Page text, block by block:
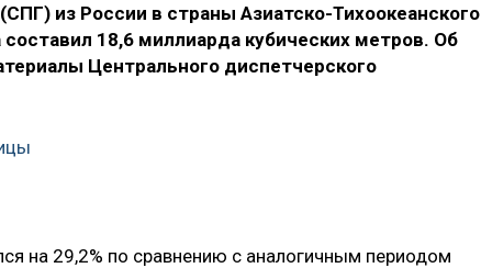
из России в страны Азиатско-Тихоокеанского
составил 18,6 миллиарда кубических метров. Об
Центрального диспетчерского
на 29,2% по сравнению с аналогичным периодом